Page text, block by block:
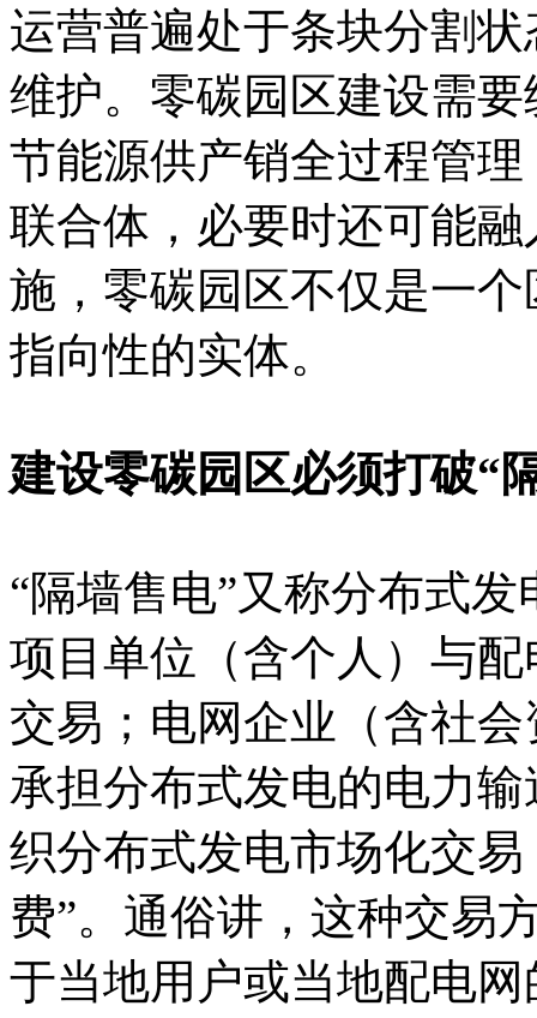
运营普遍处于条块分割
维护。零碳园区建设需
节能源供产销全过程管
联合体，必要时还可能
施，零碳园区不仅是一
指向性的实体。
建设零碳园区必须打破“
“隔墙售电”又称分布式
项目单位（含个人）与
交易；电网企业（含社
承担分布式发电的电力
织分布式发电市场化交
费”。通俗讲，这种交易
于当地用户或当地配电